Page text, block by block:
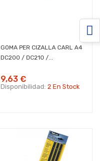
GOMA PER CIZALLA CARL A4
DC200 / DC210 /...
9,63 €
Disponibilidad: 2 En Stock